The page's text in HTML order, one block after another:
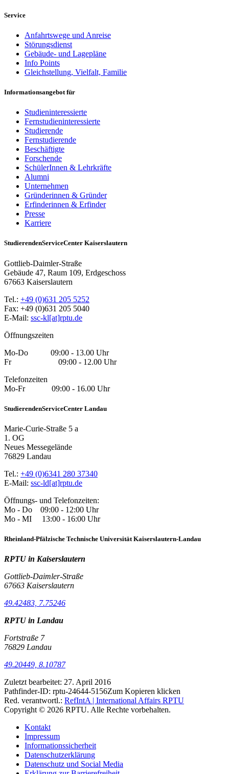
Service
Anfahrtswege und Anreise
Störungsdienst
Gebäude- und Lagepläne
Info Points
Gleichstellung, Vielfalt, Familie
Informationsangebot für
Studieninteressierte
Fernstudieninteressierte
Studierende
Fernstudierende
Beschäftigte
Forschende
SchülerInnen & Lehrkräfte
Alumni
Unternehmen
Gründerinnen & Gründer
Erfinderinnen & Erfinder
Presse
Karriere
StudierendenServiceCenter Kaiserslautern
Gottlieb-Daimler-Straße
Gebäude 47, Raum 109, Erdgeschoss
67663 Kaiserslautern
Tel.: +49 (0)631 205 5252
Fax: +49 (0)631 205 5040
E-Mail: ssc-kl[at]rptu.de
Öffnungszeiten
Mo-Do 09:00 - 13.00 Uhr
Fr 09:00 - 12.00 Uhr
Telefonzeiten
Mo-Fr 09:00 - 16.00 Uhr
StudierendenServiceCenter Landau
Marie-Curie-Straße 5 a
1. OG
Neues Messegelände
76829 Landau
Tel.: +49 (0)6341 280 37340
E-Mail: ssc-ld[at]rptu.de
Öffnungs- und Telefonzeiten:
Mo - Do 09:00 - 12:00 Uhr
Mo - MI 13:00 - 16:00 Uhr
Rheinland-Pfälzische Technische Universität Kaiserslautern-Landau
RPTU in Kaiserslautern
Gottlieb-Daimler-Straße
67663 Kaiserslautern
49.42483, 7.75246
RPTU in Landau
Fortstraße 7
76829 Landau
49.20449, 8.10787
Zuletzt bearbeitet: 27. April 2016
Pathfinder-ID: rptu-24644-5156Zum Kopieren klicken
Red. verantwortl.: RefIntA | International Affairs RPTU
Copyright © 2026 RPTU. Alle Rechte vorbehalten.
Kontakt
Impressum
Informationssicherheit
Datenschutzerklärung
Datenschutz und Social Media